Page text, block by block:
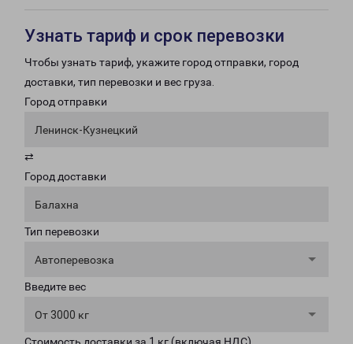
Узнать тариф и срок перевозки
Чтобы узнать тариф, укажите город отправки, город
доставки, тип перевозки и вес груза.
Город отправки
Ленинск-Кузнецкий
⇄
Город доставки
Балахна
Тип перевозки
Автоперевозка
Введите вес
От 3000 кг